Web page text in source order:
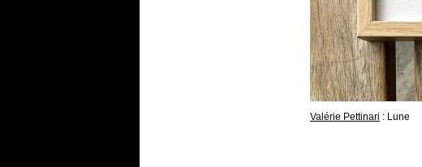
Valérie Pettinari : Lune